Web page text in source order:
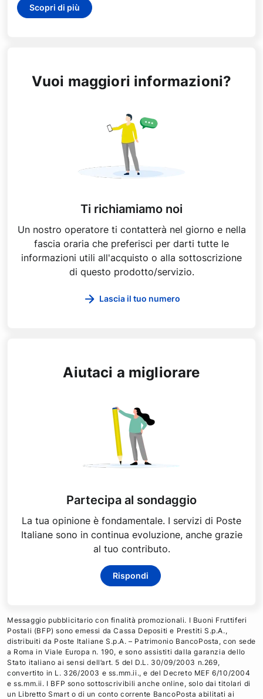
Scopri di più
Vuoi maggiori informazioni?
Ti richiamiamo noi
Un nostro operatore ti contatterà nel giorno e nella
fascia oraria che preferisci per darti tutte le
informazioni utili all'acquisto o alla sottoscrizione
di questo prodotto/servizio.
Lascia il tuo numero
Aiutaci a migliorare
Partecipa al sondaggio
La tua opinione è fondamentale. I servizi di Poste
Italiane sono in continua evoluzione, anche grazie
al tuo contributo.
Rispondi
Messaggio pubblicitario con finalità promozionali. I Buoni Fruttiferi
Postali (BFP) sono emessi da Cassa Depositi e Prestiti S.p.A.,
distribuiti da Poste Italiane S.p.A. – Patrimonio BancoPosta, con sede
a Roma in Viale Europa n. 190, e sono assistiti dalla garanzia dello
Stato italiano ai sensi dell’art. 5 del D.L. 30/09/2003 n.269,
convertito in L. 326/2003 e ss.mm.ii., e del Decreto MEF 6/10/2004
e ss.mm.ii. I BFP sono sottoscrivibili anche online, solo dai titolari di
un Libretto Smart o di un conto corrente BancoPosta abilitati ai